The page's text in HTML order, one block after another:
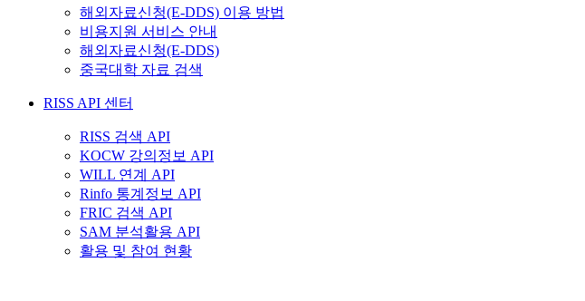
해외자료신청(E-DDS) 이용 방법
비용지원 서비스 안내
해외자료신청(E-DDS)
중국대학 자료 검색
RISS API 센터
RISS 검색 API
KOCW 강의정보 API
WILL 연계 API
Rinfo 통계정보 API
FRIC 검색 API
SAM 분석활용 API
활용 및 참여 현황